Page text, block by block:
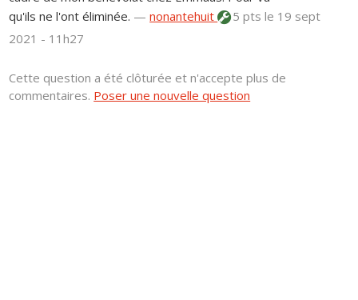
qu'ils ne l'ont éliminée. —nonantehuit 5 ptsle 19 sept
2021 - 11h27
Cette question a été clôturée et n'accepte plus de
commentaires. Poser une nouvelle question